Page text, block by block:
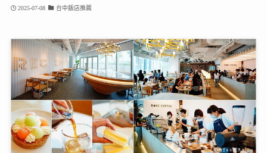
2025-07-08 台中飯店推薦